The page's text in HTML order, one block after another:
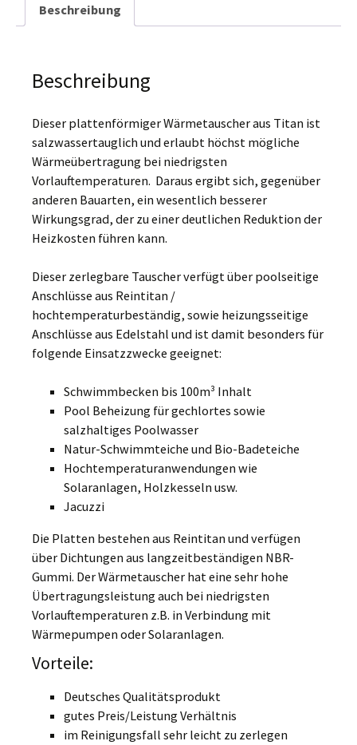
Menge
Beschreibung
Beschreibung
Dieser plattenförmiger Wärmetauscher aus Titan ist
salzwassertauglich und erlaubt höchst mögliche
Wärmeübertragung bei niedrigsten
Vorlauftemperaturen. Daraus ergibt sich, gegenüber
anderen Bauarten, ein wesentlich besserer
Wirkungsgrad, der zu einer deutlichen Reduktion der
Heizkosten führen kann.
Dieser zerlegbare Tauscher verfügt über poolseitige
Anschlüsse aus Reintitan /
hochtemperaturbeständig, sowie heizungsseitige
Anschlüsse aus Edelstahl und ist damit besonders für
folgende Einsatzzwecke geeignet:
Schwimmbecken bis 100m³ Inhalt
Pool Beheizung für gechlortes sowie
salzhaltiges Poolwasser
Natur-Schwimmteiche und Bio-Badeteiche
Hochtemperaturanwendungen wie
Solaranlagen, Holzkesseln usw.
Jacuzzi
Die Platten bestehen aus Reintitan und verfügen
über Dichtungen aus langzeitbeständigen NBR-
Gummi. Der Wärmetauscher hat eine sehr hohe
Übertragungsleistung auch bei niedrigsten
Vorlauftemperaturen z.B. in Verbindung mit
Wärmepumpen oder Solaranlagen.
Vorteile:
Deutsches Qualitätsprodukt
gutes Preis/Leistung Verhältnis
im Reinigungsfall sehr leicht zu zerlegen